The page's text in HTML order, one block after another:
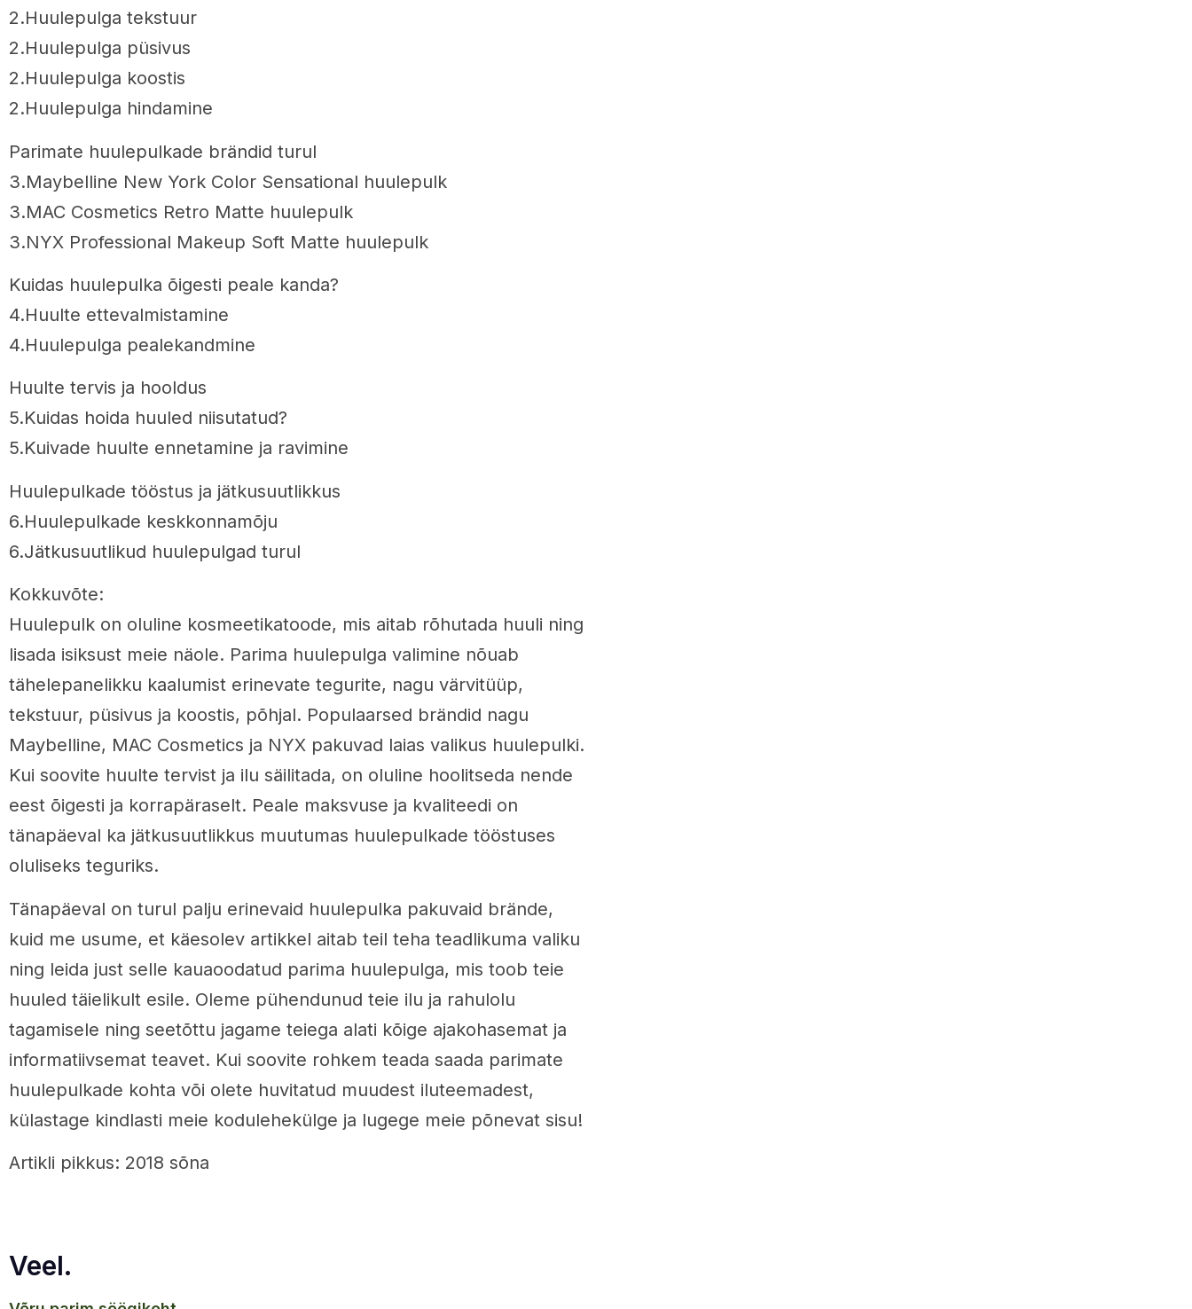
2.Huulepulga tekstuur
2.Huulepulga püsivus
2.Huulepulga koostis
2.Huulepulga hindamine
Parimate huulepulkade brändid turul
3.Maybelline New York Color Sensational huulepulk
3.MAC Cosmetics Retro Matte huulepulk
3.NYX Professional Makeup Soft Matte huulepulk
Kuidas huulepulka õigesti peale kanda?
4.Huulte ettevalmistamine
4.Huulepulga pealekandmine
Huulte tervis ja hooldus
5.Kuidas hoida huuled niisutatud?
5.Kuivade huulte ennetamine ja ravimine
Huulepulkade tööstus ja jätkusuutlikkus
6.Huulepulkade keskkonnamõju
6.Jätkusuutlikud huulepulgad turul
Kokkuvõte:
Huulepulk on oluline kosmeetikatoode, mis aitab rõhutada huuli ning
lisada isiksust meie näole. Parima huulepulga valimine nõuab
tähelepanelikku kaalumist erinevate tegurite, nagu värvitüüp,
tekstuur, püsivus ja koostis, põhjal. Populaarsed brändid nagu
Maybelline, MAC Cosmetics ja NYX pakuvad laias valikus huulepulki.
Kui soovite huulte tervist ja ilu säilitada, on oluline hoolitseda nende
eest õigesti ja korrapäraselt. Peale maksvuse ja kvaliteedi on
tänapäeval ka jätkusuutlikkus muutumas huulepulkade tööstuses
oluliseks teguriks.
Tänapäeval on turul palju erinevaid huulepulka pakuvaid brände,
kuid me usume, et käesolev artikkel aitab teil teha teadlikuma valiku
ning leida just selle kauaoodatud parima huulepulga, mis toob teie
huuled täielikult esile. Oleme pühendunud teie ilu ja rahulolu
tagamisele ning seetõttu jagame teiega alati kõige ajakohasemat ja
informatiivsemat teavet. Kui soovite rohkem teada saada parimate
huulepulkade kohta või olete huvitatud muudest iluteemadest,
külastage kindlasti meie kodulehekülge ja lugege meie põnevat sisu!
Artikli pikkus: 2018 sõna
Veel.